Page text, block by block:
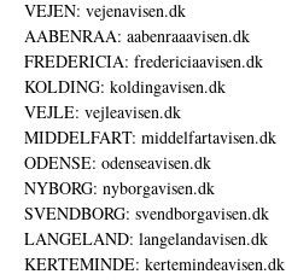
VEJEN: vejenavisen.dk
AABENRAA: aabenraaavisen.dk
FREDERICIA: fredericiaavisen.dk
KOLDING: koldingavisen.dk
VEJLE: vejleavisen.dk
MIDDELFART: middelfartavisen.dk
ODENSE: odenseavisen.dk
NYBORG: nyborgavisen.dk
SVENDBORG: svendborgavisen.dk
LANGELAND: langelandavisen.dk
KERTEMINDE: kertemindeavisen.dk